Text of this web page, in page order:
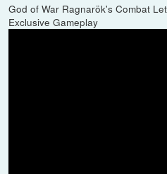
God of War Ragnarök's Combat
Exclusive Gameplay